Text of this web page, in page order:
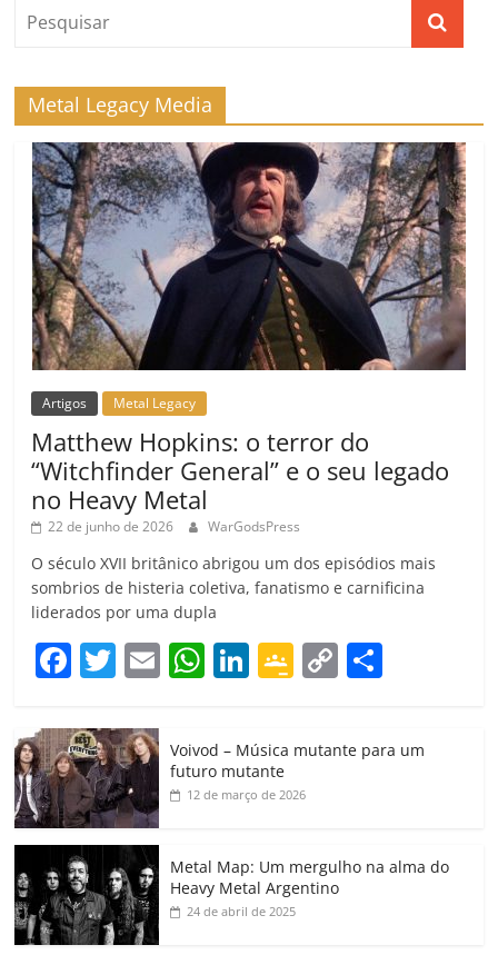
Metal Legacy Media
Artigos Metal Legacy
Matthew Hopkins: o terror do
“Witchfinder General” e o seu legado
no Heavy Metal
22 de junho de 2026 WarGodsPress
O século XVII britânico abrigou um dos episódios mais
sombrios de histeria coletiva, fanatismo e carnificina
liderados por uma dupla
F
c
e
b
o
o
k
T
itt
er
E
ai
W
at
s
A
p
Li
k
e
dI
G
gl
e
a
ss
C
y
k
p
h
Voivod – Música mutante para um
futuro mutante
12 de março de 2026
Metal Map: Um mergulho na alma do
Heavy Metal Argentino
24 de abril de 2025